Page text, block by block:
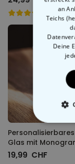
Glas mit
19,99 CHF
an
Teichs
Deine